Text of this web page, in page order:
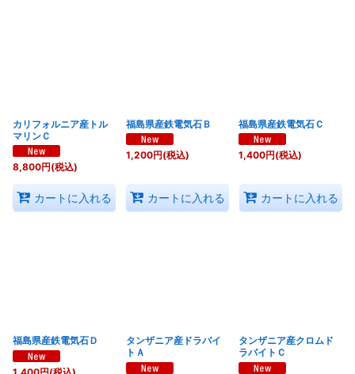
カリフォルニア産トル
マリンＣ
8,800円(税込)
カートに入れる
福島県産鉄電気石Ｂ
1,200円(税込)
カートに入れる
福島県産鉄電気石Ｃ
1,400円(税込)
カートに入れる
福島県産鉄電気石Ｄ
1,400円(税込)
タンザニア産ドラバイ
トＡ
タンザニア産クロムド
ラバイトＣ